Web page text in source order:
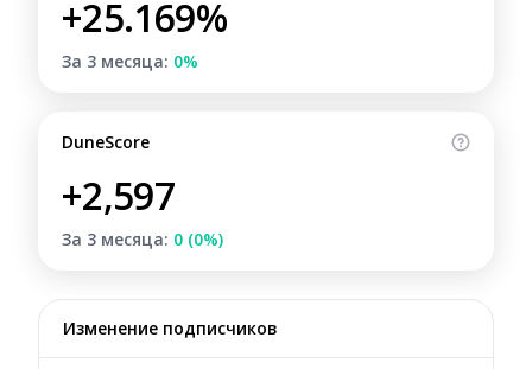
+25.169%
За 3 месяца: 0%
DuneScore
+2,597
За 3 месяца: 0 (0%)
Изменение подписчиков